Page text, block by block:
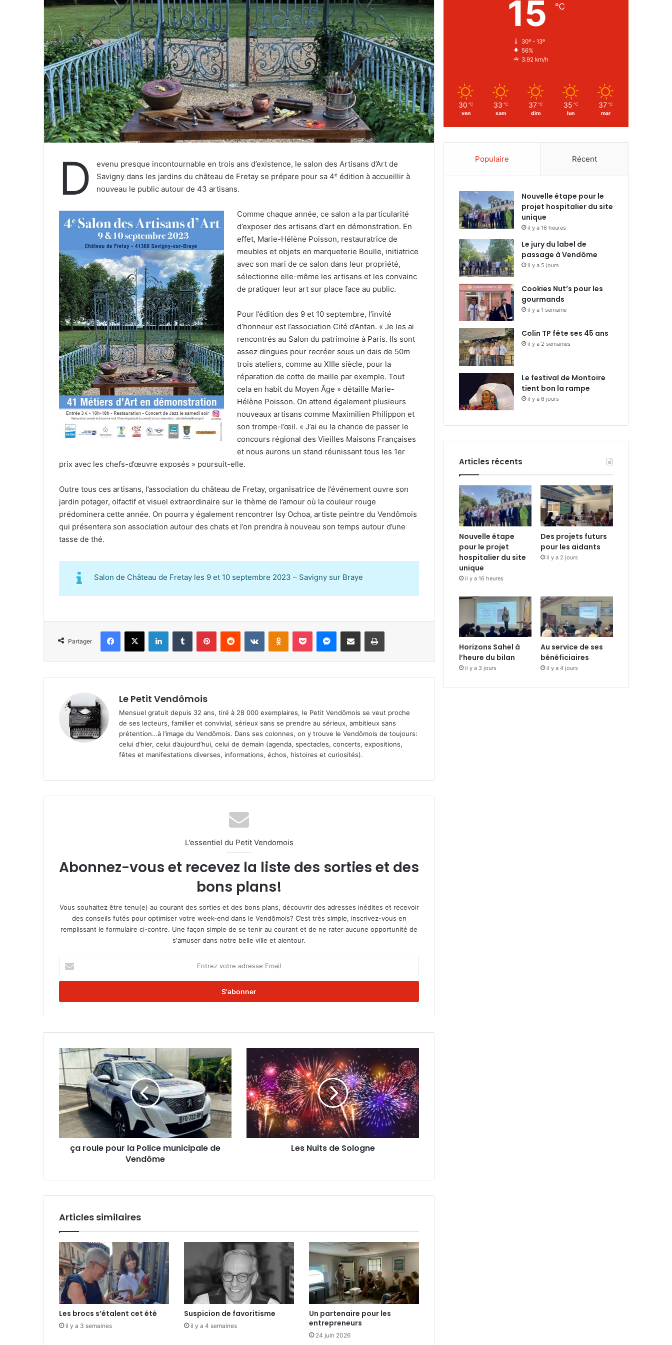
r
r
i
e
l
D
evenu presque incontournable en trois ans d’existence, le salon des Artisans d’Art de
Savigny dans les jardins du château de Fretay se prépare pour sa 4ᵉ édition à accueillir à
nouveau le public autour de 43 artisans.
Comme chaque année, ce salon a la particularité
d’exposer des artisans d’art en démonstration. En
effet, Marie-Hélène Poisson, restauratrice de
meubles et objets en marqueterie Boulle, initiatrice
avec son mari de ce salon dans leur propriété,
sélectionne elle-même les artisans et les convainc
de pratiquer leur art sur place face au public.
Pour l’édition des 9 et 10 septembre, l’invité
d’honneur est l’association Cité d’Antan. « Je les ai
rencontrés au Salon du patrimoine à Paris. Ils sont
assez dingues pour recréer sous un dais de 50m
trois ateliers, comme au XIIIe siècle, pour la
réparation de cotte de maille par exemple. Tout
cela en habit du Moyen Âge » détaille Marie-
Hélène Poisson. On attend également plusieurs
nouveaux artisans comme Maximilien Philippon et
son trompe-l’œil. « J’ai eu la chance de passer le
concours régional des Vieilles Maisons Françaises
et nous aurons un stand réunissant tous les 1er
prix avec les chefs-d’œuvre exposés » poursuit-elle.
Outre tous ces artisans, l’association du château de Fretay, organisatrice de l’événement ouvre son
jardin potager, olfactif et visuel extraordinaire sur le thème de l’amour où la couleur rouge
prédominera cette année. On pourra y également rencontrer Isy Ochoa, artiste peintre du Vendômois
qui présentera son association autour des chats et l’on prendra à nouveau son temps autour d’une
tasse de thé.
Salon de Château de Fretay les 9 et 10 septembre 2023 – Savigny sur Braye
Partager
Le Petit Vendômois
Mensuel gratuit depuis 32 ans, tiré à 28 000 exemplaires, le Petit Vendômois se veut proche
de ses lecteurs, familier et convivial, sérieux sans se prendre au sérieux, ambitieux sans
prétention…à l’image du Vendômois. Dans ses colonnes, on y trouve le Vendômois de toujours:
celui d’hier, celui d’aujourd’hui, celui de demain (agenda, spectacles, concerts, expositions,
fêtes et manifestations diverses, informations, échos, histoires et curiosités).
L'essentiel du Petit Vendomois
Abonnez-vous et recevez la liste des sorties et des
bons plans!
Vous souhaitez être tenu(e) au courant des sorties et des bons plans, découvrir des adresses inédites et recevoir
des conseils futés pour optimiser votre week-end dans le Vendômois? C’est très simple, inscrivez-vous en
remplissant le formulaire ci-contre. Une façon simple de se tenir au courant et de ne rater aucune opportunité de
s'amuser dans notre belle ville et alentour.
t
e
o
r
e
d
r
e
e
i
ç
a
o
u
l
e
p
o
a
i
c
e
m
u
n
i
c
i
p
a
ça roule pour la Police municipale de
Vendôme
N
u
i
d
l
Les Nuits de Sologne
Articles similaires
Les brocs s’étalent cet été
il y a 3 semaines
Suspicion de favoritisme
il y a 4 semaines
Un partenaire pour les
entrepreneurs
24 juin 2026
15 ℃
30º - 13º
56%
3.92 km/h
30 ℃
ven
33 ℃
sam
37 ℃
dim
35 ℃
lun
37 ℃
mar
Populaire Récent
Nouvelle étape pour le
projet hospitalier du site
unique
il y a 16 heures
Le jury du label de
passage à Vendôme
il y a 5 jours
Cookies Nut’s pour les
gourmands
il y a 1 semaine
Colin TP fête ses 45 ans
il y a 2 semaines
Le festival de Montoire
tient bon la rampe
il y a 6 jours
Articles récents
Nouvelle étape
pour le projet
hospitalier du site
unique
il y a 16 heures
Des projets futurs
pour les aidants
il y a 2 jours
Horizons Sahel à
l’heure du bilan
il y a 3 jours
Au service de ses
bénéficiaires
il y a 4 jours